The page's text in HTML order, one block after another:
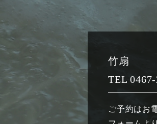
2023/12/07
2023/11/25
竹扇
TEL
ご予約はお